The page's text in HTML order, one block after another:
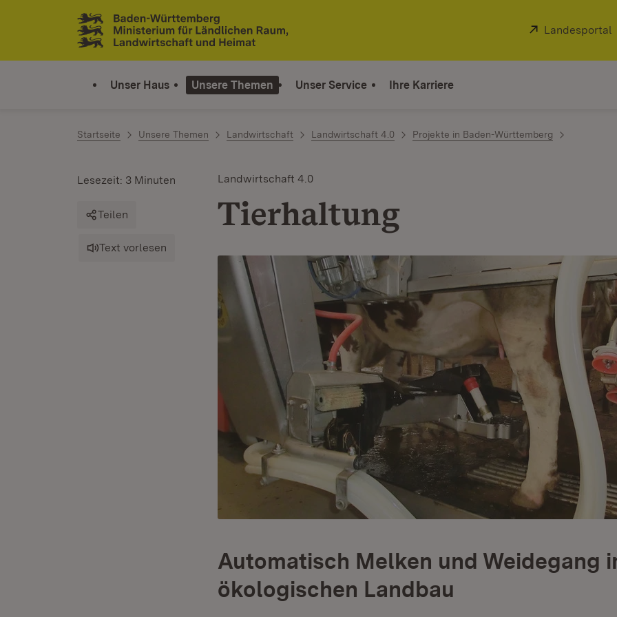
Zum Inhalt springen
Link zur Startseite
Extern:
Landesportal
Unser Haus Unsere Themen Unser Service Ihre Karriere
Startseite Unsere Themen Landwirtschaft Landwirtschaft 4.0 Projekte in Baden-Württemberg
Landwirtschaft 4.0
Tierhaltung
Lesezeit: 3 Minuten
Teilen
Text vorlesen
Automatisch Melken und Weidegang
ökologischen Landbau